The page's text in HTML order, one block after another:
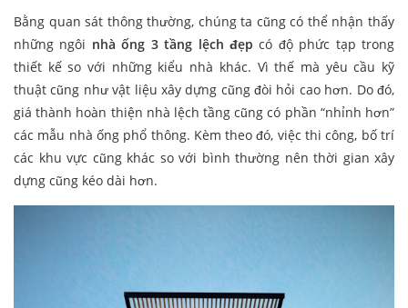
Bằng quan sát thông thường, chúng ta cũng có thể nhận thấy
những ngôi nhà ống 3 tầng lệch đẹpcó độ phức tạp trong
thiết kế so với những kiểu nhà khác. Vì thế mà yêu cầu kỹ
thuật cũng như vật liệu xây dựng cũng đòi hỏi cao hơn. Do đó,
giá thành hoàn thiện nhà lệch tầng cũng có phần “nhỉnh hơn”
các mẫu nhà ống phổ thông. Kèm theo đó, việc thi công, bố trí
các khu vực cũng khác so với bình thường nên thời gian xây
dựng cũng kéo dài hơn.